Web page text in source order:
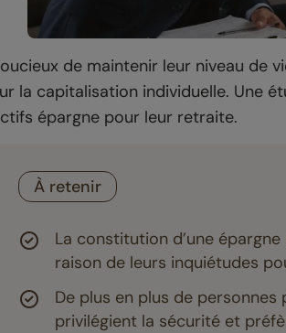
de maintenir leur niveau de
la capitalisation individuelle. Une
épargne pour leur retraite.
À retenir
La constitution d’une
raison de leurs inquiétudes
De plus en plus de
privilégient la sécurité et